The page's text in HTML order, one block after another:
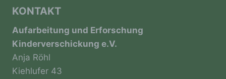
KONTAKT
Aufarbeitung und Erforschung
Kinderverschickung e.V.
Anja Röhl
Kiehlufer 43
durch das Unionsrecht oder das Recht der
Mitgliedstaaten vorgegeben, so kann der
Verantwortliche beziehungsweise können die
bestimmten Kriterien seiner Benennung nach
dem Unionsrecht oder dem Recht der
Mitgliedstaaten vorgesehen werden.